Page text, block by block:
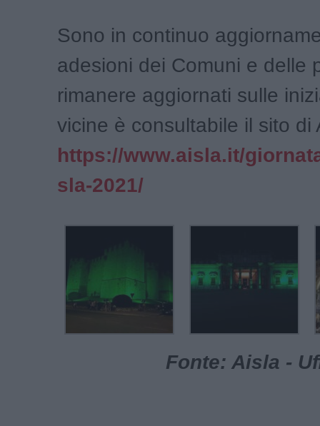
Sono in continuo
adesioni dei Comuni e delle
rimanere aggiornati sulle
vicine è consultabile il sito di
https://www.aisla.it/
sla-2021/
Fonte: Aisla -